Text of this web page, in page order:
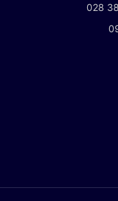
028